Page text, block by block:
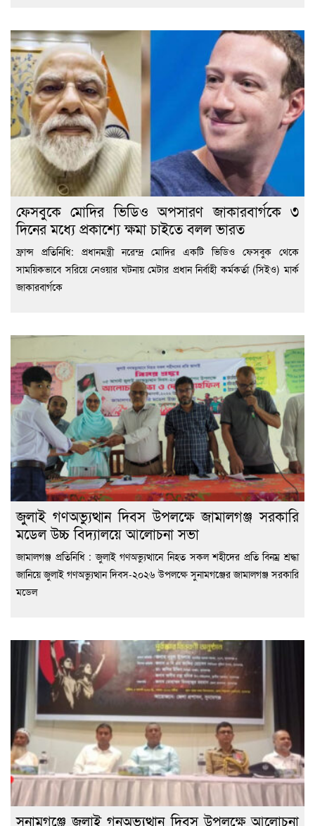
ফেসবুকে মোদির ভিডিও অপসারণ জাকারবার্গকে ৩
দিনের মধ্যে প্রকাশ্যে ক্ষমা চাইতে বলল ভারত
ফ্রান্স প্রতিনিধি: প্রধানমন্ত্রী নরেন্দ্র মোদির একটি ভিডিও ফেসবুক থেকে
সাময়িকভাবে সরিয়ে নেওয়ার ঘটনায় মেটার প্রধান নির্বাহী কর্মকর্তা (সিইও) মার্ক
জাকারবার্গকে
জুলাই গণঅভ্যুত্থান দিবস উপলক্ষে জামালগঞ্জ সরকারি
মডেল উচ্চ বিদ্যালয়ে আলোচনা সভা
জামালগঞ্জ প্রতিনিধি : জুলাই গণঅভ্যুত্থানে নিহত সকল শহীদের প্রতি বিনম্র শ্রদ্ধা
জানিয়ে জুলাই গণঅভ্যুত্থান দিবস-২০২৬ উপলক্ষে সুনামগঞ্জের জামালগঞ্জ সরকারি
মডেল
সুনামগঞ্জে জুলাই গনঅভ্যুত্থান দিবস উপলক্ষে আলোচনা